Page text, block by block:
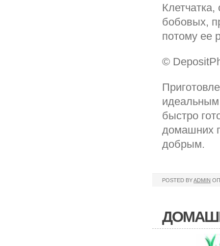
бобовых,
потому ее
©
быстро
домашних
добрым.
POSTED BYADMIN